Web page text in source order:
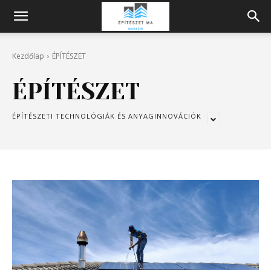
Építeszeti
Kezdőlap ÉPÍTÉSZET
ÉPÍTÉSZET
ÉPÍTÉSZETI TECHNOLÓGIÁK ÉS ANYAGINNOVÁCIÓK